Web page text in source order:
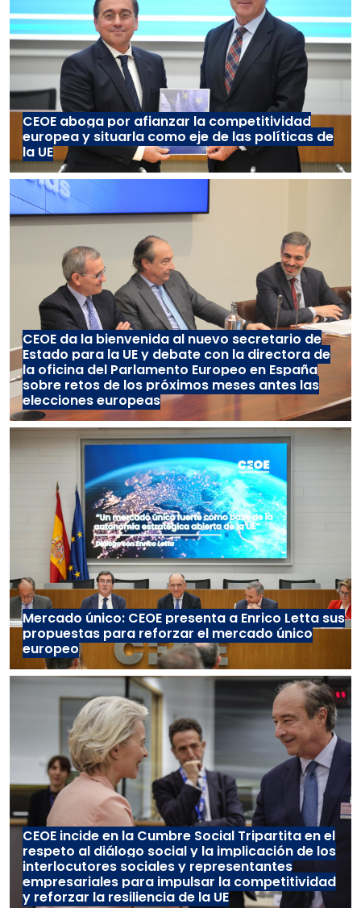
CEOE aboga por afianzar la competitividad
europea y situarla como eje de las políticas de
la UE
CEOE da la bienvenida al nuevo secretario de
Estado para la UE y debate con la directora de
la oficina del Parlamento Europeo en España
sobre retos de los próximos meses antes las
elecciones europeas
Mercado único: CEOE presenta a Enrico Letta sus
propuestas para reforzar el mercado único
europeo
CEOE incide en la Cumbre Social Tripartita en el
respeto al diálogo social y la implicación de los
interlocutores sociales y representantes
empresariales para impulsar la competitividad
y reforzar la resiliencia de la UE